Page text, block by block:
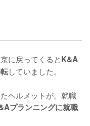
に戻ってくるとK&A
していました。
ヘルメットが。就職
プランニングに就職